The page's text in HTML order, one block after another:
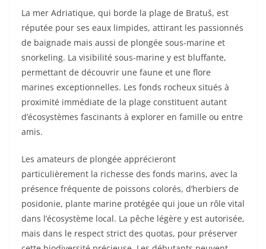
La mer Adriatique, qui borde la plage de Bratuš, est
réputée pour ses eaux limpides, attirant les passionnés
de baignade mais aussi de plongée sous-marine et
snorkeling. La visibilité sous-marine y est bluffante,
permettant de découvrir une faune et une flore
marines exceptionnelles. Les fonds rocheux situés à
proximité immédiate de la plage constituent autant
d’écosystèmes fascinants à explorer en famille ou entre
amis.
Les amateurs de plongée apprécieront
particulièrement la richesse des fonds marins, avec la
présence fréquente de poissons colorés, d’herbiers de
posidonie, plante marine protégée qui joue un rôle vital
dans l’écosystème local. La pêche légère y est autorisée,
mais dans le respect strict des quotas, pour préserver